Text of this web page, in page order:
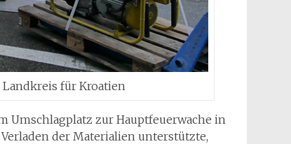
für Kroatien
Umschlagplatz zur Hauptfeuerwache in
der Materialien unterstützte,